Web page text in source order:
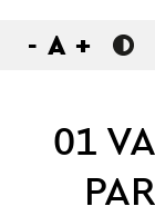
- A +
01